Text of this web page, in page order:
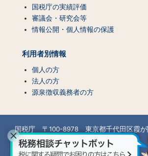
国税庁の実績評価
審議会・研究会等
情報公開・個人情報の保護
利用者別情報
個人の方
法人の方
源泉徴収義務者の方
国税庁 〒100-8978 東京都千代田区霞
号7000012050002）
所在地情報